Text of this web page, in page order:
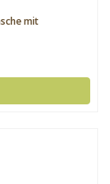
mit